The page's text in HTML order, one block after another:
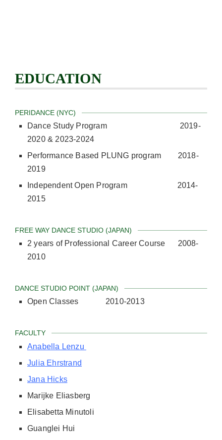
EDUCATION
PERIDANCE (NYC)
Dance Study Program 2019-
2020 & 2023-2024
Performance Based PLUNG program 2018-
2019
Independent Open Program 2014-
2015
FREE WAY DANCE STUDIO (JAPAN)
2 years of Professional Career Course 2008-
2010
DANCE STUDIO POINT (JAPAN)
Open Classes 2010-2013
FACULTY
Anabella Lenzu
Julia Ehrstrand
Jana Hicks
Marijke Eliasberg
Elisabetta Minutoli
Guanglei Hui